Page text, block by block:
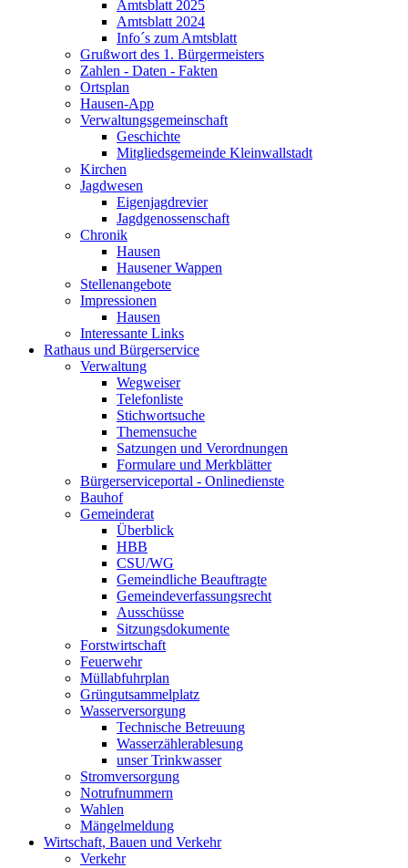
Amtsblatt 2025
Amtsblatt 2024
Info´s zum Amtsblatt
Grußwort des 1. Bürgermeisters
Zahlen - Daten - Fakten
Ortsplan
Hausen-App
Verwaltungsgemeinschaft
Geschichte
Mitgliedsgemeinde Kleinwallstadt
Kirchen
Jagdwesen
Eigenjagdrevier
Jagdgenossenschaft
Chronik
Hausen
Hausener Wappen
Stellenangebote
Impressionen
Hausen
Interessante Links
Rathaus und Bürgerservice
Verwaltung
Wegweiser
Telefonliste
Stichwortsuche
Themensuche
Satzungen und Verordnungen
Formulare und Merkblätter
Bürgerserviceportal - Onlinedienste
Bauhof
Gemeinderat
Überblick
HBB
CSU/WG
Gemeindliche Beauftragte
Gemeindeverfassungsrecht
Ausschüsse
Sitzungsdokumente
Forstwirtschaft
Feuerwehr
Müllabfuhrplan
Grüngutsammelplatz
Wasserversorgung
Technische Betreuung
Wasserzählerablesung
unser Trinkwasser
Stromversorgung
Notrufnummern
Wahlen
Mängelmeldung
Wirtschaft, Bauen und Verkehr
Verkehr